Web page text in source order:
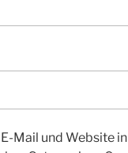
Mail und Website